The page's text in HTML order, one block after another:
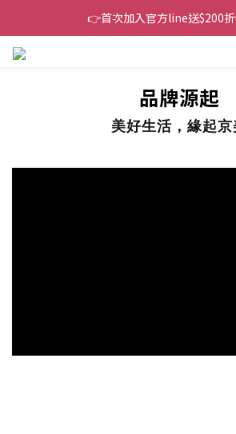
👉首次加入官方line送$200
👉首次加入官方line送$200
👉首次加入官方line送$200折
品牌源起
美好生活，緣起京